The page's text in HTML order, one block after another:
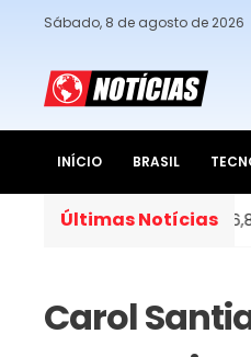
Sábado, 8 de agosto de 2026
INÍCIO BRASIL
Últimas Notícias
cai 36,87% no último
Carol